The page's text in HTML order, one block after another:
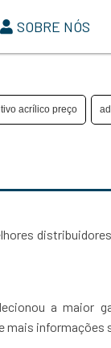
SOBRE NÓS
acrílico preço
a maior
informações